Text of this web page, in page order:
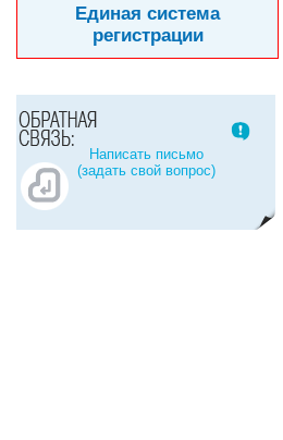
Единая система
регистрации
Написать письмо
(задать свой вопрос)